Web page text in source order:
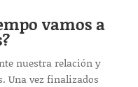
vamos a
nuestra relación y
Una vez finalizados